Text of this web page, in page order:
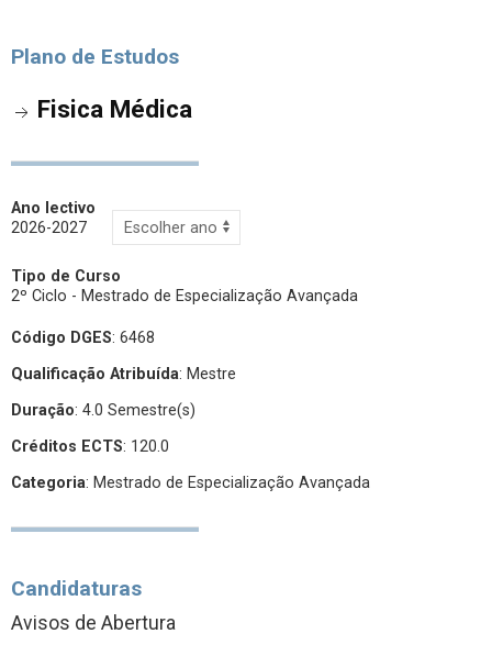
Plano de Estudos
Fisica Médica
Ano lectivo
2026-2027
Tipo de Curso
2º Ciclo - Mestrado de Especialização Avançada
Código DGES: 6468
Qualificação Atribuída: Mestre
Duração: 4.0 Semestre(s)
Créditos ECTS: 120.0
Categoria: Mestrado de Especialização Avançada
Candidaturas
Avisos de Abertura